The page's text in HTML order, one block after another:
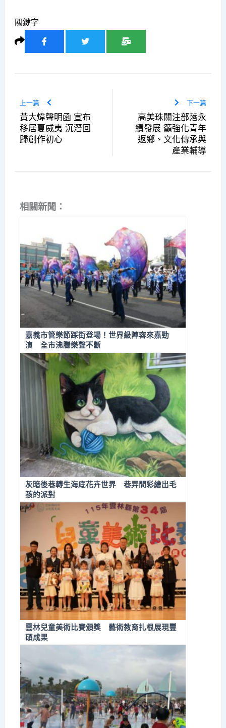
關鍵字
上一篇
黃大煒聲明函 宣布
移居夏威夷 沉潛回
歸創作初心
下一篇
高美珠關注部落永
續發展 籲強化青年
返鄉、文化傳承與
產業輔導
相關新聞：
嘉義市管樂節踩街登場！世界級陣容來嘉勁
演 全市沸騰樂聲不斷
灰暗後巷轉生海底花卉世界 巷弄間彩繪出毛
孩的派對
雲林兒童美術比賽頒獎 藝術教育扎根展現豐
碩成果